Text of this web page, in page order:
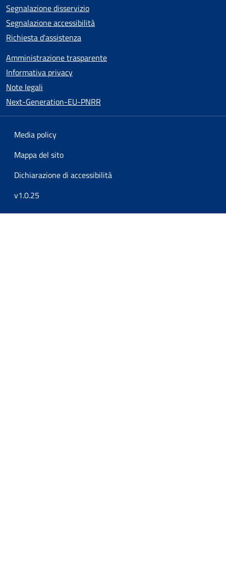
Segnalazione disservizio
Segnalazione accessibilità
Richiesta d'assistenza
Amministrazione trasparente
Informativa privacy
Note legali
Next-Generation-EU-PNRR
Media policy
Mappa del sito
Dichiarazione di accessibilità
v1.0.25